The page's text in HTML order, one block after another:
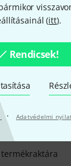
(itt).
Rendicsek!
· Adatvédelmi
garancia